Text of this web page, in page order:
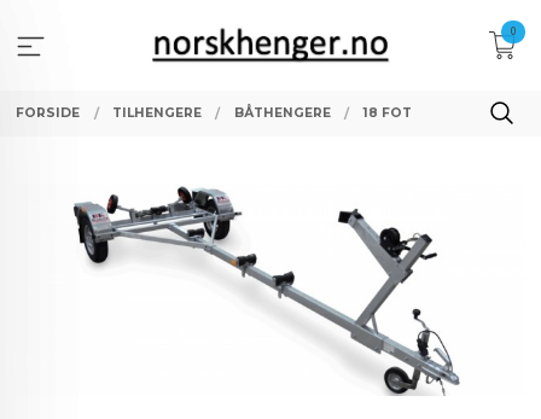
innholdet
0
FORSIDE TILHENGERE BÅTHENGERE 18 FOT